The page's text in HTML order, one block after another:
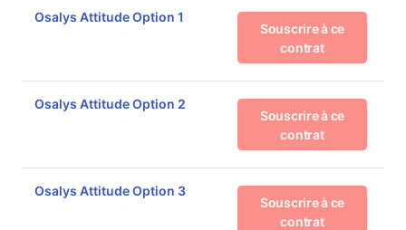
Osalys Attitude Option 1
Souscrire à ce
contrat
Osalys Attitude Option 2
Souscrire à ce
contrat
Osalys Attitude Option 3
Souscrire à ce
contrat